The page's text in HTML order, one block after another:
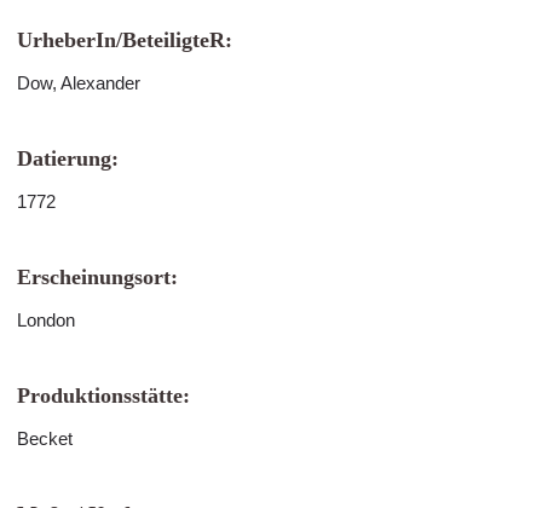
UrheberIn/BeteiligteR:
Dow, Alexander
Datierung:
1772
Erscheinungsort:
London
Produktionsstätte:
Becket